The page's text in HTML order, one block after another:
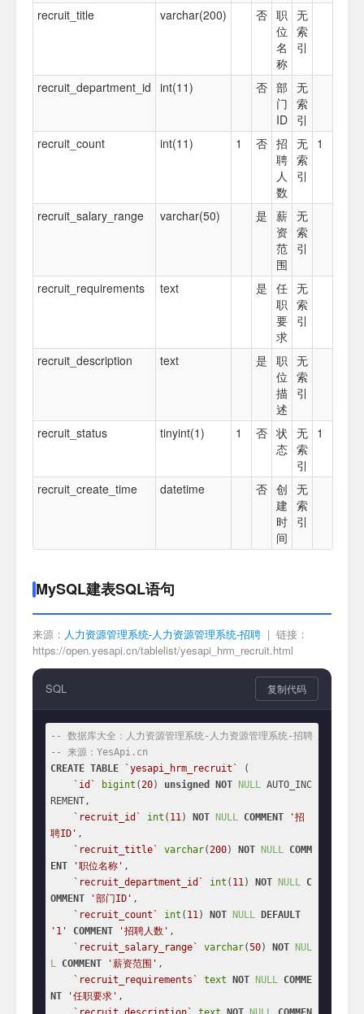
recruit_title
varchar(200) 否 职
位
名
称
无
索
引
recruit_department_id int(11) 否 部
门
ID
无
索
引
recruit_count
int(11) 1 否 招
聘
人
数
无
索
引
1
recruit_salary_range varchar(50) 是 薪
资
范
围
无
索
引
recruit_requirements text 是 任
职
要
求
无
索
引
recruit_description text 是 职
位
描
述
无
索
引
recruit_status tinyint(1) 1 否 状
态
无
索
引
1
recruit_create_time datetime 否 创
建
时
间
无
索
引
MySQL建表SQL语句
来源： 人力资源管理系统-人力资源管理系统-招聘 | 链接：
https://open.yesapi.cn/tablelist/yesapi_hrm_recruit.html
SQL 复制代码
-- 数据库大全：人力资源管理系统-人力资源管理系统-招聘
-- 来源：YesApi.cn
CREATE TABLE `yesapi_hrm_recruit`
(
`id`
bigint (20) unsigned NOT NULL AUTO_INC
REMENT,
`recruit_id`
int ( 11) NOT NULL COMMENT
'招
聘ID' ,
`recruit_title`
varchar(200) NOT NULL COMM
ENT
'职位名称' ,
`recruit_department_id`
int ( 11) NOT NULL C
OMMENT
'部门ID' ,
`recruit_count`
int ( 11) NOT NULL
DEFAULT
'1'
COMMENT '招聘人数' ,
`recruit_salary_range`
varchar(50) NOT
NUL
L COMMENT '薪资范围' ,
`recruit_requirements`
text NOT NULL COMME
NT
'任职要求' ,